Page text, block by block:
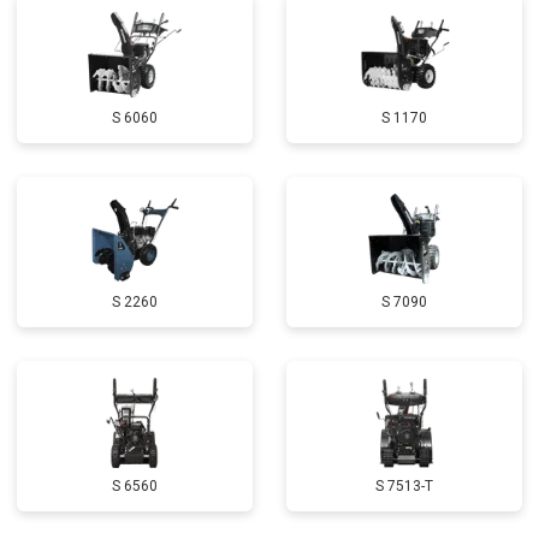
Замена глушителя Заказать
Замена маховика от 3050 ₽ Заказать
Натяжка тросов Заказать
Ремонт электропроводки от 3150 ₽ Заказать
Полное ТО от 4900 ₽
Замена свечей зажигания от 1820 ₽
Демонтаж-монтаж двигателя от 6400 ₽ Заказать
Ремонт сцепления от 3800 ₽ Заказать
S 6060 S 1170
S 2260 S 7090
S 6560 S 7513-T